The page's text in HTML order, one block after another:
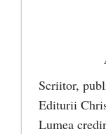
Scriitor,
Editurii
Lumea